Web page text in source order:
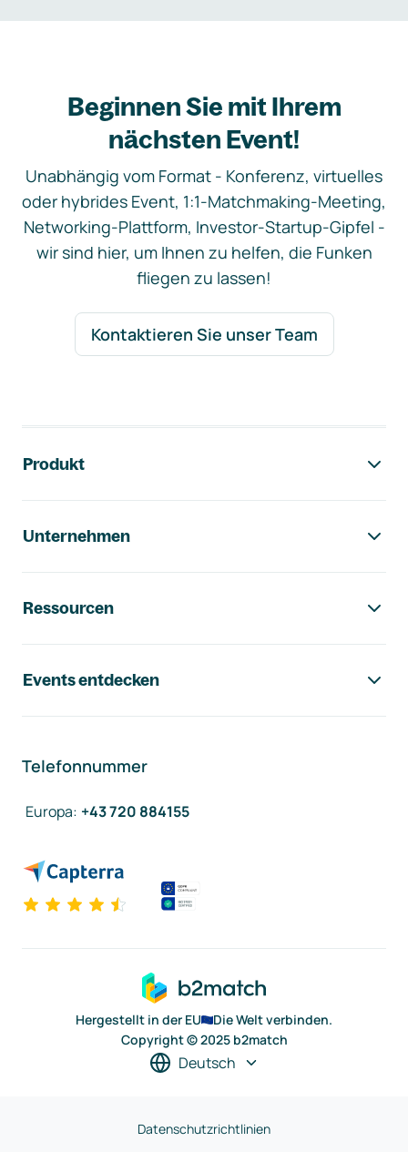
Beginnen Sie mit Ihrem
nächsten Event!
Unabhängig vom Format - Konferenz, virtuelles
oder hybrides Event, 1:1-Matchmaking-Meeting,
Networking-Plattform, Investor-Startup-Gipfel -
wir sind hier, um Ihnen zu helfen, die Funken
fliegen zu lassen!
Kontaktieren Sie unser Team
Produkt
Unternehmen
Ressourcen
Events entdecken
Telefonnummer
Europa: +43 720 884155
Hergestellt in der EU
Die Welt verbinden.
Copyright © 2025 b2match
Deutsch
Datenschutzrichtlinien